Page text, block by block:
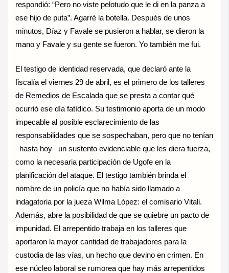
respondió: “Pero no viste pelotudo que le di en la panza a
ese hijo de puta”. Agarré la botella. Después de unos
minutos, Díaz y Favale se pusieron a hablar, se dieron la
mano y Favale y su gente se fueron. Yo también me fui.
El testigo de identidad reservada, que declaró ante la
fiscalía el viernes 29 de abril, es el primero de los talleres
de Remedios de Escalada que se presta a contar qué
ocurrió ese día fatídico. Su testimonio aporta de un modo
impecable al posible esclarecimiento de las
responsabilidades que se sospechaban, pero que no tenían
–hasta hoy– un sustento evidenciable que les diera fuerza,
como la necesaria participación de Ugofe en la
planificación del ataque. El testigo también brinda el
nombre de un policía que no había sido llamado a
indagatoria por la jueza Wilma López: el comisario Vitali.
Además, abre la posibilidad de que se quiebre un pacto de
impunidad. El arrepentido trabaja en los talleres que
aportaron la mayor cantidad de trabajadores para la
custodia de las vías, un hecho que devino en crimen. En
ese núcleo laboral se rumorea que hay más arrepentidos